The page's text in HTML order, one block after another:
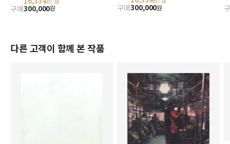
구매300,000원 구매300,000원
다른 고객이 함께 본 작품